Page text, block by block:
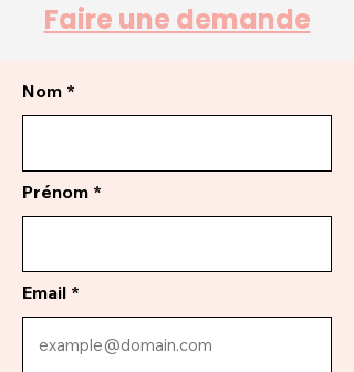
Faire une demande
Nom
Prénom
Email